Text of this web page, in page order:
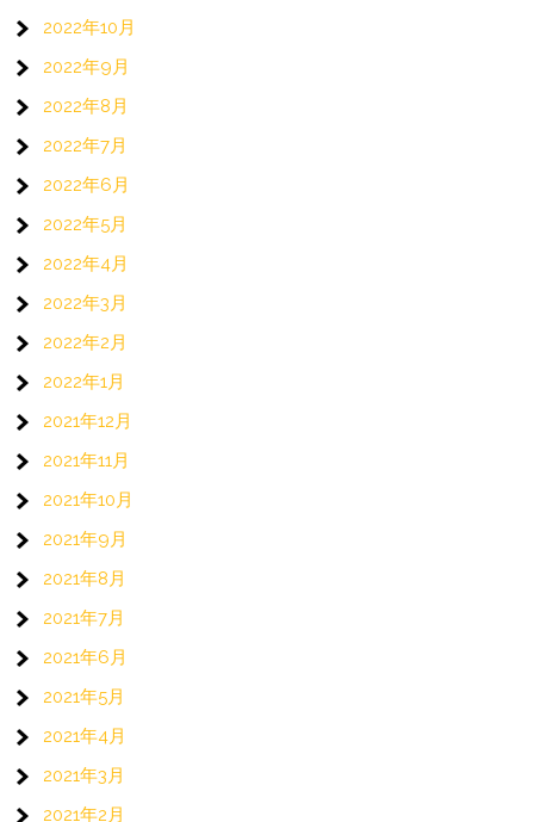
2022年10月
2022年9月
2022年8月
2022年7月
2022年6月
2022年5月
2022年4月
2022年3月
2022年2月
2022年1月
2021年12月
2021年11月
2021年10月
2021年9月
2021年8月
2021年7月
2021年6月
2021年5月
2021年4月
2021年3月
2021年2月